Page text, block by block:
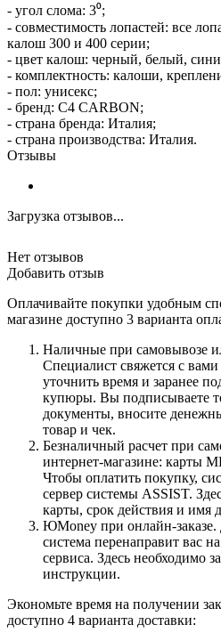
- угол слома: 3⁰;
- совместимость лопастей: все
калош 300 и 400 серии;
- цвет калош: черный, белый,
- комплектность: калоши,
- пол: унисекс;
- бренд: C4 CARBON;
- страна бренда: Италия;
- страна производства: Италия.
Отзывы
Загрузка отзывов...
Нет отзывов
Добавить отзыв
Оплачивайте покупки удобным
магазине доступно 3 варианта
Наличные при самовывозе
Специалист свяжется с
уточнить время и заранее
купюры. Вы подписываете
документы, вносите
товар и чек.
Безналичный расчет при
интернет-магазине: карты
Чтобы оплатить покупку,
сервер системы ASSIST.
карты, срок действия и имя
ЮMoney при онлайн-
система перенаправит вас
сервиса. Здесь необходимо
инструкции.
Экономьте время на получении
доступно 4 варианта доставки: